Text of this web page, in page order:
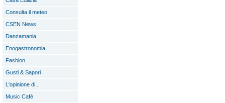
Consulta il meteo
CSEN News
Danzamania
Enogastronomia
Fashion
Gusti & Sapori
L'opinione di...
Music Cafè